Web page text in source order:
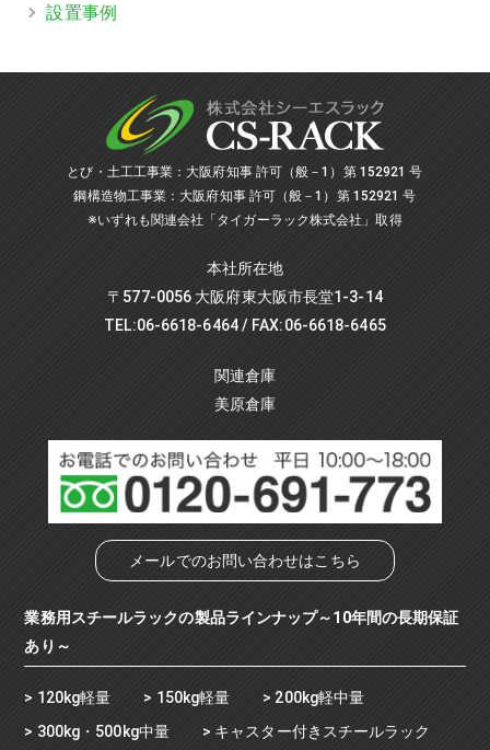
設置事例
とび・土工工事業：大阪府知事 許可（般－1）第 152921 号
鋼構造物工事業：大阪府知事 許可（般－1）第 152921 号
※いずれも関連会社「タイガーラック株式会社」取得
本社所在地
〒577-0056 大阪府東大阪市長堂1-3-14
TEL:06-6618-6464 / FAX:06-6618-6465
関連倉庫
美原倉庫
メールでのお問い合わせはこちら
業務用スチールラックの製品ラインナップ～10年間の長期保証
あり～
120kg軽量 150kg軽量
200kg軽中量
300kg・500kg中量
キャスター付きスチールラック